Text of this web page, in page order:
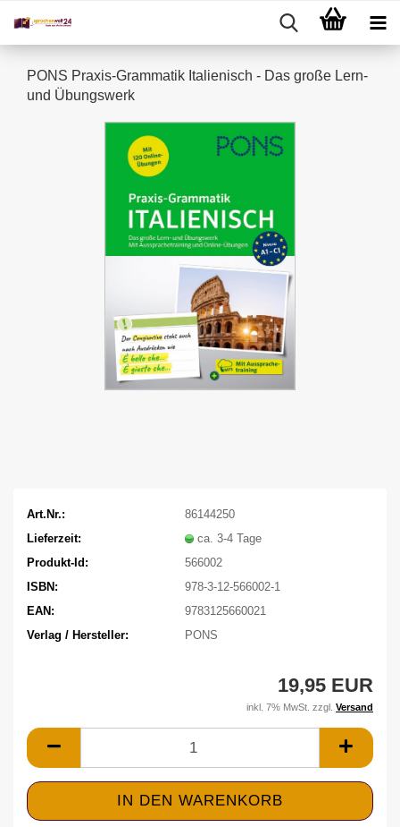
PONS Praxis-Grammatik Italienisch - Das große Lern-
und Übungswerk
Art.Nr.:
86144250
Lieferzeit:
ca. 3-4 Tage
Produkt-Id:
566002
ISBN:
978-3-12-566002-1
EAN:
9783125660021
Verlag / Hersteller:
PONS
19,95 EUR
inkl. 7% MwSt. zzgl. Versand